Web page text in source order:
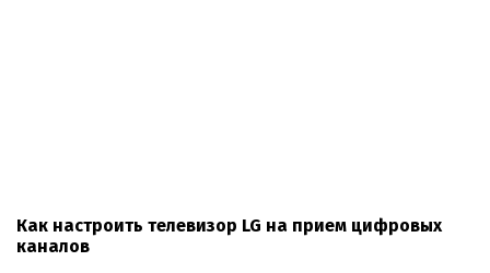
Как настроить телевизор LG на прием цифровых
каналов